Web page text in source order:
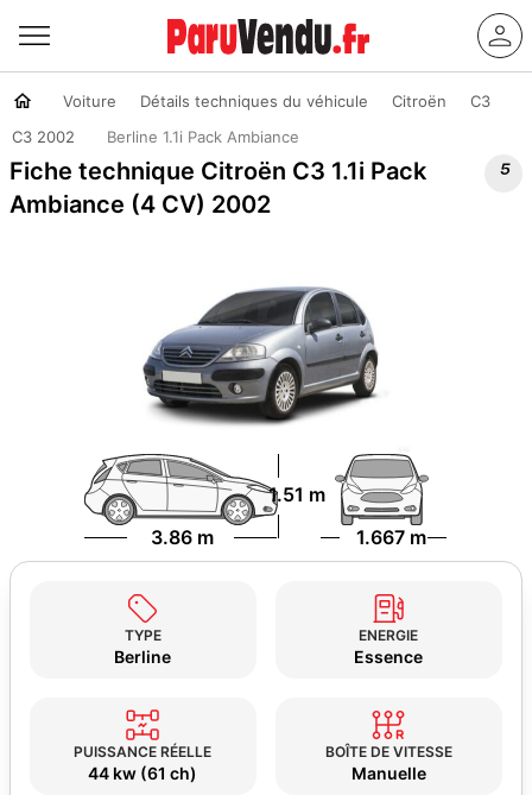
Voiture Détails techniques du véhicule Citroën
C3
C3 2002
Berline 1.1i Pack Ambiance
Fiche technique Citroën C3 1.1i Pack
Ambiance (4 CV) 2002

3.86 m 1.667 m
1.51 m
TYPE
Berline
ENERGIE
Essence
PUISSANCE RÉELLE
44 kw (61 ch)
BOÎTE DE VITESSE
Manuelle